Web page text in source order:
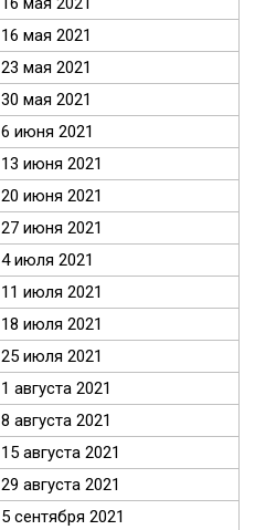
16 мая 2021
23 мая 2021
30 мая 2021
6 июня 2021
13 июня 2021
20 июня 2021
27 июня 2021
4 июля 2021
11 июля 2021
18 июля 2021
25 июля 2021
1 августа 2021
8 августа 2021
15 августа 2021
29 августа 2021
5 сентября 2021